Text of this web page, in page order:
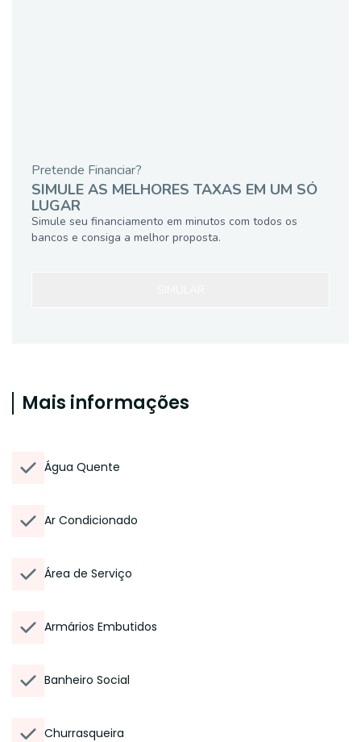
Pretende Financiar?
SIMULE AS MELHORES TAXAS EM UM SÓ
LUGAR
Simule seu financiamento em minutos com todos os
bancos e consiga a melhor proposta.
Mais informações
Água Quente
Ar Condicionado
Área de Serviço
Armários Embutidos
Banheiro Social
Churrasqueira